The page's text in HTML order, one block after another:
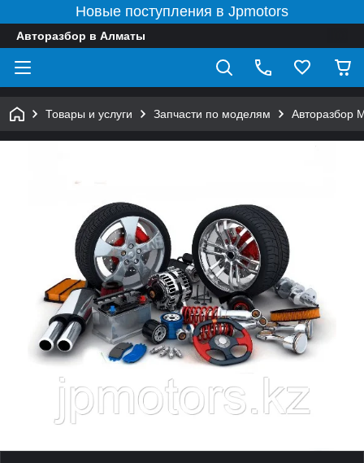
Новые поступления в Jpmotors
Авторазбор в Алматы
Товары и услуги Запчасти по моделям Авторазбор